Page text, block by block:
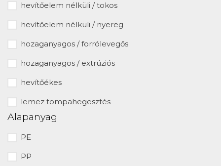
hevítőelem nélküli / tokos
hevítőelem nélküli / nyereg
hozaganyagos / forrólevegős
hozaganyagos / extrúziós
hevítőékes
lemez tompahegesztés
Alapanyag
PE
PP